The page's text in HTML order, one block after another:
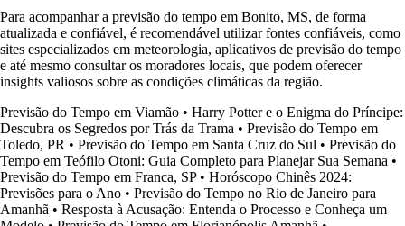
Para acompanhar a previsão do tempo em Bonito, MS, de forma
atualizada e confiável, é recomendável utilizar fontes confiáveis, como
sites especializados em meteorologia, aplicativos de previsão do tempo
e até mesmo consultar os moradores locais, que podem oferecer
insights valiosos sobre as condições climáticas da região.
Previsão do Tempo em Viamão • Harry Potter e o Enigma do Príncipe:
Descubra os Segredos por Trás da Trama • Previsão do Tempo em
Toledo, PR • Previsão do Tempo em Santa Cruz do Sul • Previsão do
Tempo em Teófilo Otoni: Guia Completo para Planejar Sua Semana •
Previsão do Tempo em Franca, SP• Horóscopo Chinês 2024:
Previsões para o Ano • Previsão do Tempo no Rio de Janeiro para
Amanhã • Resposta à Acusação: Entenda o Processo e Conheça um